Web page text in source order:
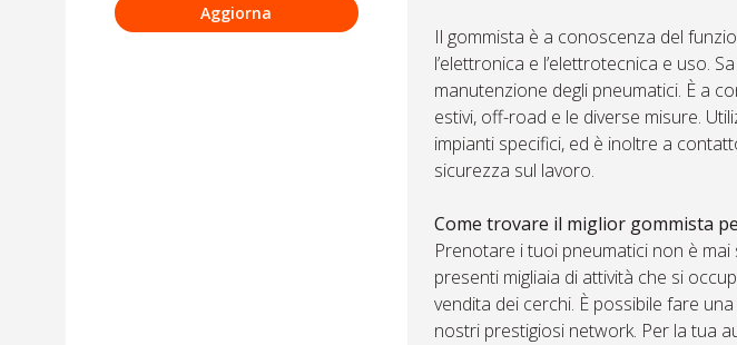
Aggiorna
Il gommista è a conoscenza del
l’elettronica e l’elettrotecnica e uso.
manutenzione degli pneumatici. È a
estivi, off-road e le diverse misure.
impianti specifici, ed è inoltre a
sicurezza sul lavoro.
Come trovare il miglior gommista
Prenotare i tuoi pneumatici non è
presenti migliaia di attività che si
vendita dei cerchi. È possibile fare
nostri prestigiosi network. Per la tua